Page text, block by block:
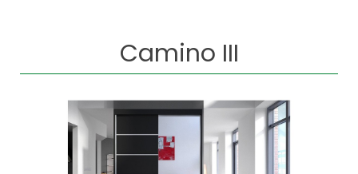
Camino III